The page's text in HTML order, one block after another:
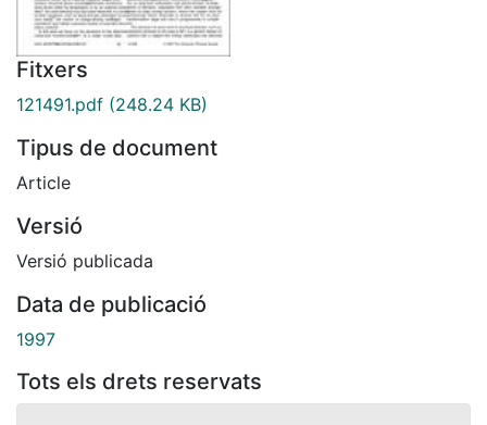
Fitxers
121491.pdf (248.24 KB)
Tipus de document
Article
Versió
Versió publicada
Data de publicació
1997
Tots els drets reservats